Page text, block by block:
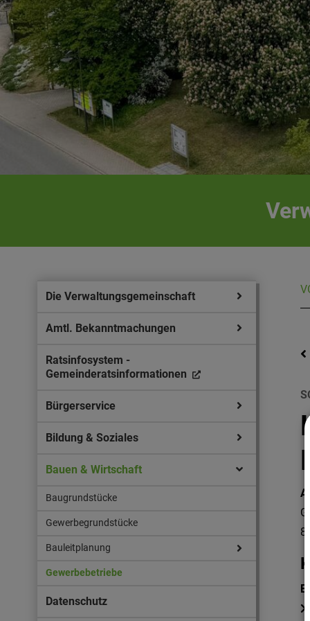
Die Verwaltungsgemeinschaft
Amtl. Bekanntmachungen
Ratsinfosystem -
Gemeinderatsinformationen
Bürgerservice
Bildung & Soziales
Bauen & Wirtschaft
Baugrundstücke
Gewerbegrundstücke
Bauleitplanung
Gewerbebetriebe
Datenschutz